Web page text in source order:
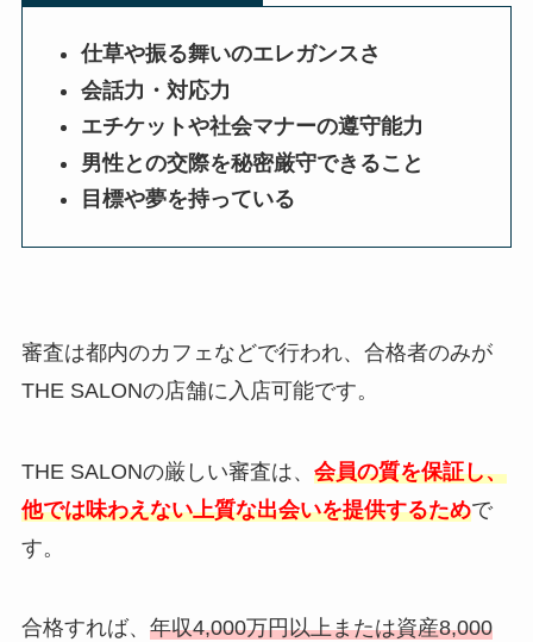
仕草や振る舞いのエレガンスさ
会話力・対応力
エチケットや社会マナーの遵守能力
男性との交際を秘密厳守できること
目標や夢を持っている
審査は都内のカフェなどで行われ、合格者のみが
THE SALONの店舗に入店可能です。
THE SALONの厳しい審査は、 会員の質を保証し、
他では味わえない上質な出会いを提供するためで
す。
合格すれば、 年収4,000万円以上または資産8,000